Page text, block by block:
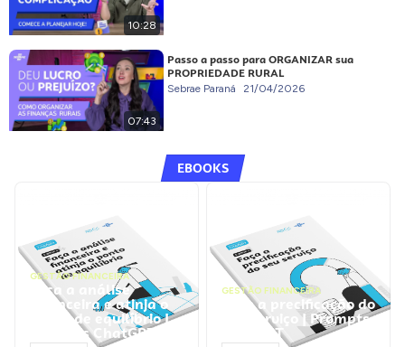
10:28
07:43
Passo a passo para ORGANIZAR sua
PROPRIEDADE RURAL
Sebrae Paraná 21/04/2026
EBOOKS
GESTÃO FINANCEIRA
Faça a análise
financeira e atinja o
ponto de equilíbrio |
Prompts ChatGPT
GESTÃO FINANCEIRA
Faça a precificação do
seu serviço | Prompts
ChatGPT